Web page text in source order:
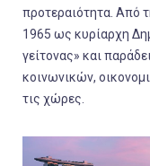
προτεραιότητα. Από
1965 ως κυρίαρχη
γείτονας» και
κοινωνικών,
τις χώρες.